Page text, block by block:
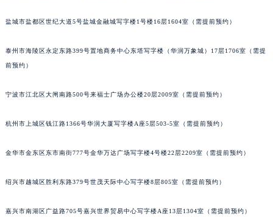
盐城市盐都区世纪大道5号盐城金融城写字楼1号楼16层1604室（需提前预约）
泰州市海陵区永定东路399号置地商务中心东塔写字楼（华润万象城）17层1706室（需提
前预约）
宁波市江北区大闸南路500号来福士广场办公楼20层2009室（需提前预约）
杭州市上城区钱江路1366号华润大厦写字楼A座5层503-5室（需提前预约）
金华市金东区东市南街777号金华万达广场写字楼4号楼22层2209室（需提前预约）
绍兴市越城区胜利东路379号世茂天际中心写字楼8层805室（需提前预约）
嘉兴市南湖区广益路705号嘉兴世界贸易中心写字楼A座13层1304室（需提前预约）